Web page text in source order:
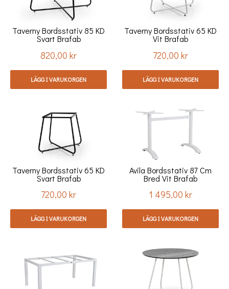
Taverny Bordsstativ 85 KD
Svart Brafab
Pris
820,00 kr
LÄGG I VARUKORGEN
Taverny Bordsstativ 65 KD
Vit Brafab
Pris
720,00 kr
LÄGG I VARUKORGEN
Taverny Bordsstativ 65 KD
Svart Brafab
Pris
720,00 kr
LÄGG I VARUKORGEN
Avila Bordsstativ 87 Cm
Bred Vit Brafab
Pris
1 495,00 kr
LÄGG I VARUKORGEN